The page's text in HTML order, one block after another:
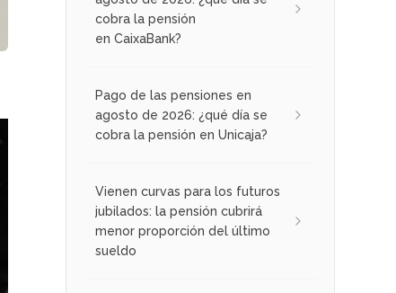
cobra la pensión
en CaixaBank?
Pago de las pensiones en
agosto de 2026: ¿qué día se
cobra la pensión en Unicaja?
Vienen curvas para los futuros
jubilados: la pensión cubrirá
menor proporción del último
sueldo